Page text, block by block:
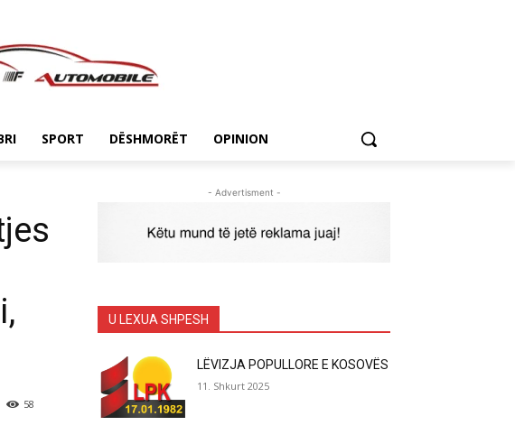
SPORT DËSHMORËT OPINION
58
- Advertisment -
U LEXUA SHPESH
LËVIZJA POPULLORE E KOSOVËS
11. Shkurt 2025